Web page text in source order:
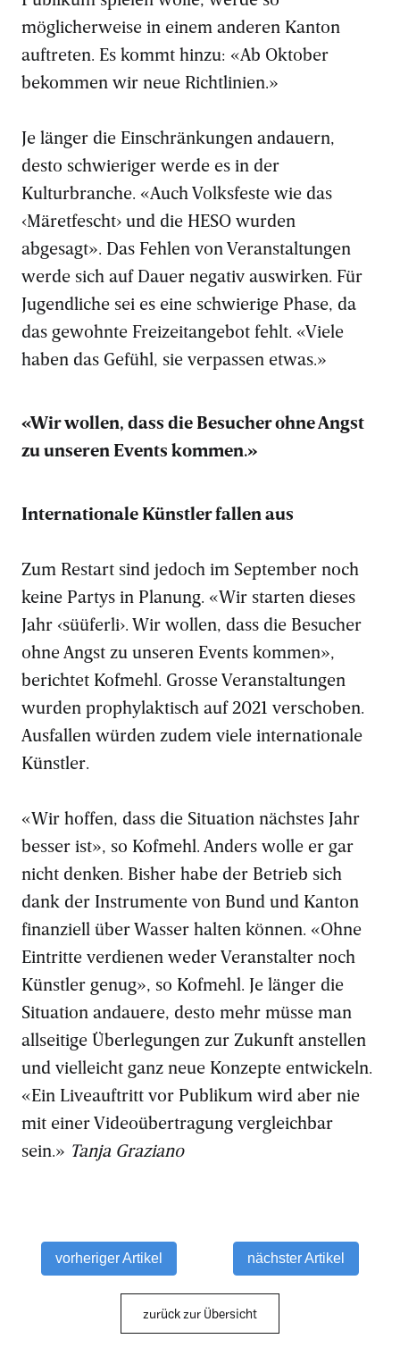
möglicherweise in einem anderen Kanton
auftreten. Es kommt hinzu: «Ab Oktober
bekommen wir neue Richtlinien.»
Je länger die Einschränkungen andauern,
desto schwieriger werde es in der
Kulturbranche. «Auch Volksfeste wie das
‹Märetfescht› und die HESO wurden
abgesagt». Das Fehlen von Veranstaltungen
werde sich auf Dauer negativ auswirken. Für
Jugendliche sei es eine schwierige Phase, da
das gewohnte Freizeitangebot fehlt. «Viele
haben das Gefühl, sie verpassen etwas.»
«Wir wollen, dass die Besucher ohne Angst
zu unseren Events kommen.»
Internationale Künstler fallen aus
Zum Restart sind jedoch im September noch
keine Partys in Planung. «Wir starten dieses
Jahr ‹süüferli›. Wir wollen, dass die Besucher
ohne Angst zu unseren Events kommen»,
berichtet Kofmehl. Grosse Veranstaltungen
wurden prophylaktisch auf 2021 verschoben.
Ausfallen würden zudem viele internationale
Künstler.
«Wir hoffen, dass die Situation nächstes Jahr
besser ist», so Kofmehl. Anders wolle er gar
nicht denken. Bisher habe der Betrieb sich
dank der Instrumente von Bund und Kanton
finanziell über Wasser halten können. «Ohne
Eintritte verdienen weder Veranstalter noch
Künstler genug», so Kofmehl. Je länger die
Situation andauere, desto mehr müsse man
allseitige Überlegungen zur Zukunft anstellen
und vielleicht ganz neue Konzepte entwickeln.
«Ein Liveauftritt vor Publikum wird aber nie
mit einer Videoübertragung vergleichbar
sein.» Tanja Graziano
vorheriger Artikel nächster Artikel
zurück zur Übersicht